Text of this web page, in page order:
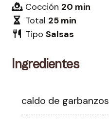
Cocción 20 min
Total 25 min
Tipo Salsas
Ingredientes
caldo de garbanzos